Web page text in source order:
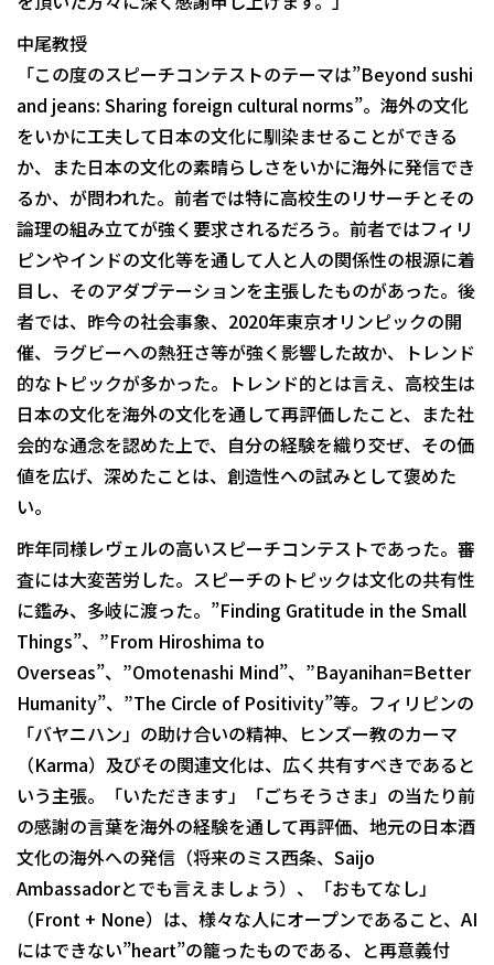
中尾教授
「この度のスピーチコンテストのテーマは”Beyond sushi
and jeans: Sharing foreign cultural norms”。海外の文化
をいかに工夫して日本の文化に馴染ませることができる
か、また日本の文化の素晴らしさをいかに海外に発信でき
るか、が問われた。前者では特に高校生のリサーチとその
論理の組み立てが強く要求されるだろう。前者ではフィリ
ピンやインドの文化等を通して人と人の関係性の根源に着
目し、そのアダプテーションを主張したものがあった。後
者では、昨今の社会事象、2020年東京オリンピックの開
催、ラグビーへの熱狂さ等が強く影響した故か、トレンド
的なトピックが多かった。トレンド的とは言え、高校生は
日本の文化を海外の文化を通して再評価したこと、また社
会的な通念を認めた上で、自分の経験を織り交ぜ、その価
値を広げ、深めたことは、創造性への試みとして褒めた
い。
昨年同様レヴェルの高いスピーチコンテストであった。審
査には大変苦労した。スピーチのトピックは文化の共有性
に鑑み、多岐に渡った。”Finding Gratitude in the Small
Things”、”From Hiroshima to
Overseas”、”Omotenashi Mind”、”Bayanihan=Better
Humanity”、”The Circle of Positivity”等。フィリピンの
「バヤニハン」の助け合いの精神、ヒンズー教のカーマ
（Karma）及びその関連文化は、広く共有すべきであると
いう主張。「いただきます」「ごちそうさま」の当たり前
の感謝の言葉を海外の経験を通して再評価、地元の日本酒
文化の海外への発信（将来のミス西条、Saijo
Ambassadorとでも言えましょう）、「おもてなし」
（Front + None）は、様々な人にオープンであること、AI
にはできない”heart”の籠ったものである、と再意義付